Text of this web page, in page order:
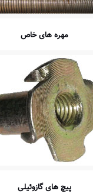
مهره های خاص
پیچ های گازوئیلی